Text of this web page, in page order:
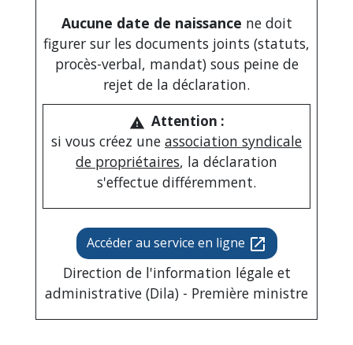
Aucune date de naissance ne doit
figurer sur les documents joints (statuts,
procès-verbal, mandat) sous peine de
rejet de la déclaration.
warning Attention :
si vous créez une association syndicale
de propriétaires, la déclaration
s'effectue différemment.
Accéder au service en ligne open_in_new
Direction de l'information légale et
administrative (Dila) - Première ministre